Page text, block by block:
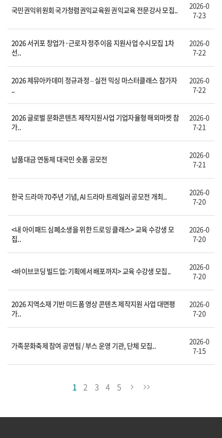
국민권익위원회 국가청렴권익교육원 권익교육 전문강사 모집..
2026-0
7-23
2026 서귀포 창업가·근로자 정주이음 지원사업 수시모집 1차
선..
2026-0
7-22
2026 제뮤아카데미 정규과정 – 실전 믹싱 마스터클래스 참가자
..
2026-0
7-22
2026 글로벌 문화콘텐츠 제작지원사업 기업자율형 해외마켓 참
가..
2026-0
7-21
납품대금 연동제 대국민 숏폼 공모전
2026-0
7-21
한국 드라마 70주년 기념, AI 드라마 트레일러 공모전 개최..
2026-0
7-20
<내 아이패드 심폐소생을 위한 드로잉 클래스> 교육 수강생 모
집..
2026-0
7-20
<바이브코딩 빌드업: 기획에서 배포까지> 교육 수강생 모집..
2026-0
7-20
2026 지역소재 기반 미드폼 영상 콘텐츠 제작지원 사업 대면평
가..
2026-0
7-20
가족문화축제 참여 공연팀 / 부스 운영 기관, 단체 모집..
2026-0
7-15
1 2 3 4 5